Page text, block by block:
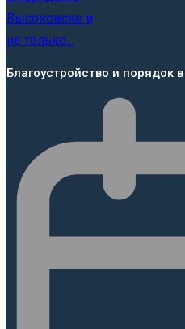
Благоустройство и порядок